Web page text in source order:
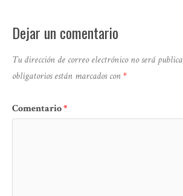
Dejar un comentario
Tu dirección de correo electrónico no será
obligatorios están marcados con*
Comentario*